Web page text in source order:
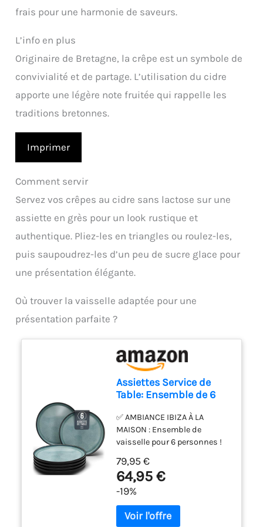
frais pour une harmonie de saveurs.
L’info en plus
Originaire de Bretagne, la crêpe est un symbole de
convivialité et de partage. L’utilisation du cidre
apporte une légère note fruitée qui rappelle les
traditions bretonnes.
Imprimer
Comment servir
Servez vos crêpes au cidre sans lactose sur une
assiette en grès pour un look rustique et
authentique. Pliez-les en triangles ou roulez-les,
puis saupoudrez-les d’un peu de sucre glace pour
une présentation élégante.
Où trouver la vaisselle adaptée pour une
présentation parfaite ?
Assiettes Service de
Table: Ensemble de 6
grès Ibiza - élégantes,
compatibles lave-
vaisselle et micro-
ondes - Service
vaisselle 6 personnes,
Pure Living Bleu Foncé
✅ AMBIANCE IBIZA À LA
MAISON : Ensemble de
vaisselle pour 6 personnes !
un ensemble de vaisselle
unique ! Des designs
inspirants invitent au rêve. ✅
UNE JOIE DURABLE : En grès
massif, brûlé et émaillé de
79,95 €
64,95 €
-19%